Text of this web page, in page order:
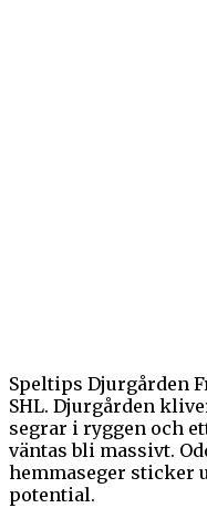
Speltips Djurgården
SHL. Djurgården
segrar i ryggen och
väntas bli massivt.
hemmaseger sticker
potential.